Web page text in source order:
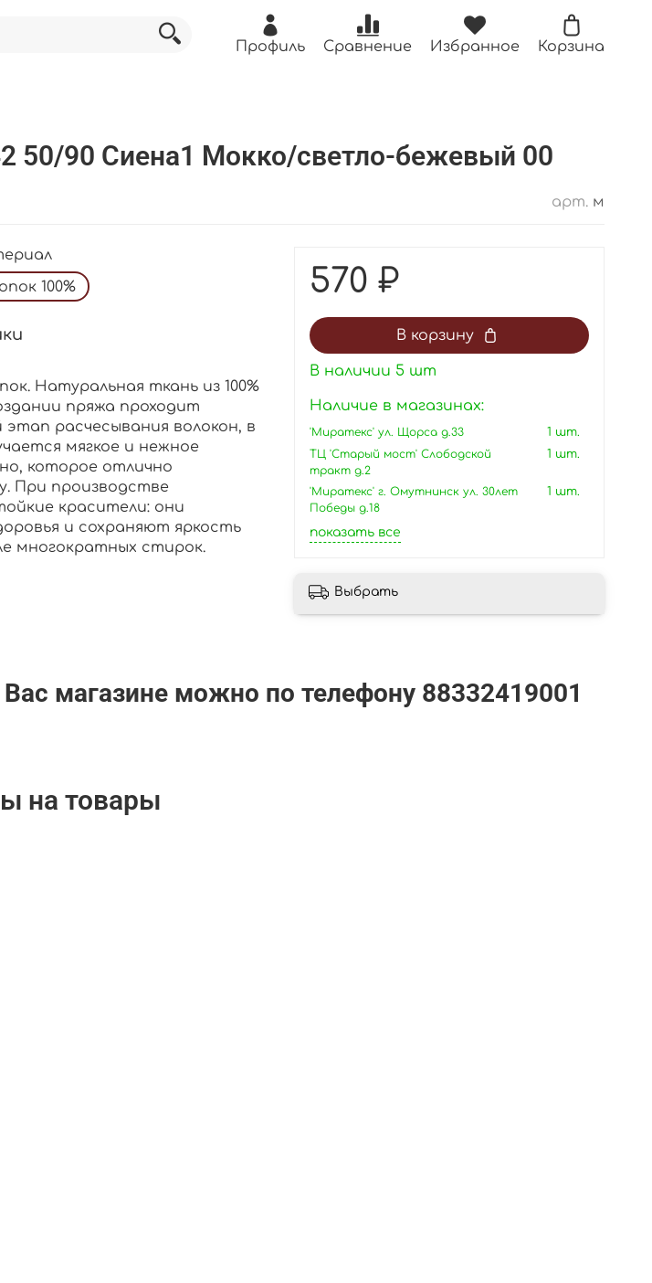
Профиль Сравнение Избранное Корзина
50/90 Сиена1 Мокко/светло-бежевый 00
арт. м
100%
Натуральная ткань из 100%
пряжа проходит
расчесывания волокон, в
мягкое и нежное
которое отлично
При производстве
красители: они
и сохраняют яркость
многократных стирок.
570 ₽
В корзину
В наличии 5 шт
Наличие в магазинах:
'Миратекс' ул. Щорса д.33
1 шт.
ТЦ 'Старый мост' Слободской
тракт д.2
1 шт.
'Миратекс' г. Омутнинск ул. 30лет
Победы д.18
1 шт.
показать все
Выбрать
магазине можно по телефону 88332419001
на товары